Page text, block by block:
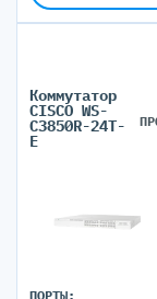
Коммутатор
CISCO WS-
C3850R-24T-
E
ПОРТЫ: